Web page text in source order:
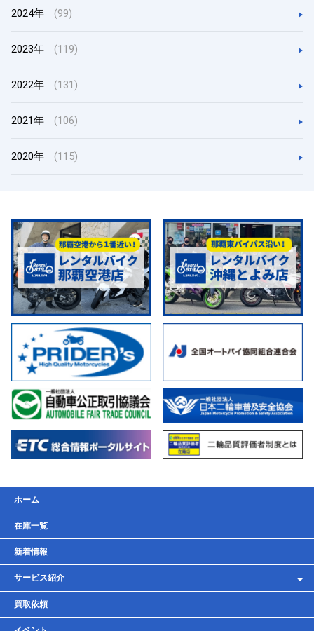
2024年 (99)
2023年 (119)
2022年 (131)
2021年 (106)
2020年 (115)
ホーム
在庫一覧
新着情報
サービス紹介
レンタルバイク
買取依頼